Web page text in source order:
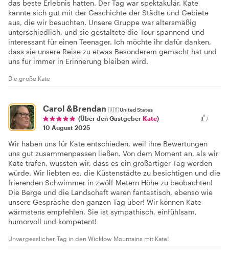
das beste Erlebnis hatten. Der Tag war spektakulär. Kate
kannte sich gut mit der Geschichte der Städte und Gebiete
aus, die wir besuchten. Unsere Gruppe war altersmäßig
unterschiedlich, und sie gestaltete die Tour spannend und
interessant für einen Teenager. Ich möchte ihr dafür danken,
dass sie unsere Reise zu etwas Besonderem gemacht hat und
uns für immer in Erinnerung bleiben wird.
Die große Kate
Carol &Brendan 🇺🇸United States
(Über den Gastgeber Kate)
10 August 2025
Wir haben uns für Kate entschieden, weil ihre Bewertungen
uns gut zusammenpassen ließen. Von dem Moment an, als wir
Kate trafen, wussten wir, dass es ein großartiger Tag werden
würde. Wir liebten es, die Küstenstädte zu besichtigen und die
frierenden Schwimmer in zwölf Metern Höhe zu beobachten!
Die Berge und die Landschaft waren fantastisch, ebenso wie
unsere Gespräche den ganzen Tag über! Wir können Kate
wärmstens empfehlen. Sie ist sympathisch, einfühlsam,
humorvoll und kompetent!
Unvergesslicher Tag in den Wicklow Mountains mit Kate!